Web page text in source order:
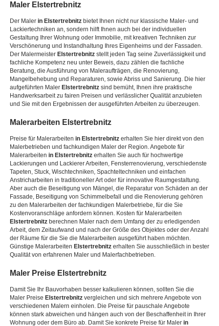
Maler Elstertrebnitz
Der Maler in Elstertrebnitz bietet Ihnen nicht nur klassische Maler- und
Lackiertechniken an, sondern hilft Ihnen auch bei der individuellen
Gestaltung Ihrer Wohnung oder Immobilie, mit kreativen Techniken zur
Verschönerung und Instandhaltung Ihres Eigenheims und der Fassaden.
Der Malermeister Elstertrebnitz stellt jeden Tag seine Zuverlässigkeit und
fachliche Kompetenz neu unter Beweis, dazu zählen die fachliche
Beratung, die Ausführung von Maleraufträgen, die Renovierung,
Mangelbehebung und Reparaturen, sowie Abriss und Sanierung. Die hier
aufgeführten Maler Elstertrebnitz sind bemüht, Ihnen ihre praktische
Handwerksarbeit zu fairen Preisen und verlässlicher Qualität anzubieten
und Sie mit den Ergebnissen der ausgeführten Arbeiten zu überzeugen.
Malerarbeiten Elstertrebnitz
Preise für Malerarbeiten in Elstertrebnitz erhalten Sie hier direkt von den
Malerbetrieben und fachkundigen Maler der Region. Angebote für
Malerarbeiten in Elstertrebnitz erhalten Sie auch für hochwertige
Lackierungen und Lackierer Arbeiten, Fensterrenovierung, verschiedenste
Tapeten, Stuck, Wischtechniken, Spachteltechniken und einfachen
Anstricharbeiten in traditioneller Art oder für innovative Raumgestaltung.
Aber auch die Beseitigung von Mängel, die Reparatur von Schäden an der
Fassade, Beseitigung von Schimmelbefall und die Renovierung gehören
zu den Malerarbeiten der fachkundigen Malerbetriebe, für die Sie
Kostenvoranschläge anfordern können. Kosten für Malerarbeiten
Elstertrebnitz berechnen Maler nach dem Umfang der zu erledigenden
Arbeit, dem Zeitaufwand und nach der Größe des Objektes oder der Anzahl
der Räume für die Sie die Malerarbeiten ausgeführt haben möchten.
Günstige Malerarbeiten Elstertrebnitz erhalten Sie ausschließlich in bester
Qualität von erfahrenen Maler und Malerfachbetrieben.
Maler Preise Elstertrebnitz
Damit Sie Ihr Bauvorhaben besser kalkulieren können, sollten Sie die
Maler Preise Elstertrebnitz vergleichen und sich mehrere Angebote von
verschiedenen Malern einholen. Die Preise für pauschale Angebote
können stark abweichen und hängen auch von der Beschaffenheit in Ihrer
Wohnung oder dem Büro ab. Damit Sie konkrete Preise für Maler in